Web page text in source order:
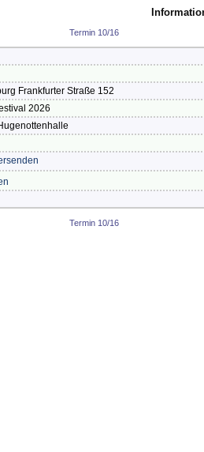
Termin 10/16
Frankfurter Straße 152
2026
Termin 10/16